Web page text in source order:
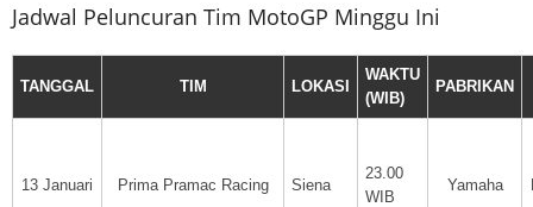
Jadwal Peluncuran Tim MotoGP Minggu Ini
TANGGAL TIM LOKASI
WAKTU
(WIB)
PABRIKAN
13 Januari Prima Pramac Racing Siena
23.00
WIB
Yamaha